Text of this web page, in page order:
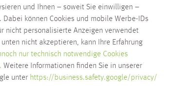
und Ihnen – soweit Sie einwilligen –
können Cookies und mobile Werbe-IDs
nicht personalisierte Anzeigen verwendet
nicht akzeptieren, kann Ihre Erfahrung
nur technisch notwendige Cookies
Weitere Informationen finden Sie in unserer
unter https://business.safety.google/privacy/
Lieferzeit wird nach Auswahl der